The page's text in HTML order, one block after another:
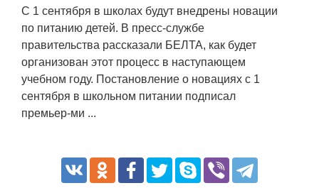
С 1 сентября в школах будут внедрены новации
по питанию детей. В пресс-службе
правительства рассказали БЕЛТА, как будет
организован этот процесс в наступающем
учебном году. Постановление о новациях с 1
сентября в школьном питании подписал
премьер-ми ...